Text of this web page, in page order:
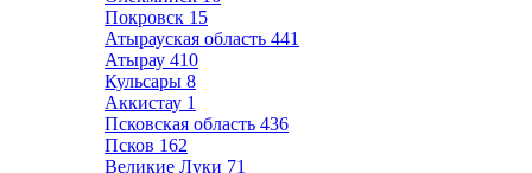
Покровск 15
Атырауская область 441
Атырау 410
Кульсары 8
Аккистау 1
Псковская область 436
Псков 162
Великие Луки 71